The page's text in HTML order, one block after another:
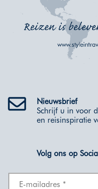
Nieuwsbrief
Schrijf u in voor
en reisinspiratie
Volg ons op